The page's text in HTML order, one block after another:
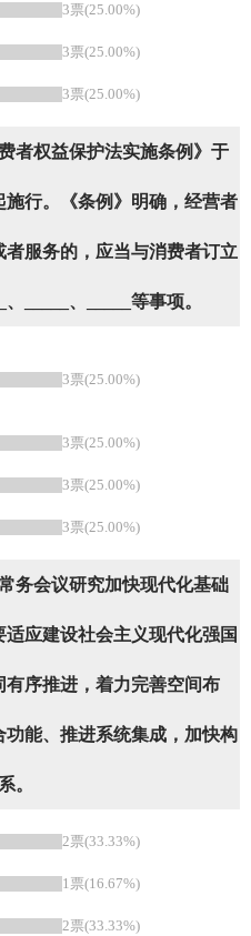
3票(25.00%)
3票(25.00%)
3票(25.00%)
者权益保护法实施条例》于
施行。《条例》明确，经营者
服务的，应当与消费者订立
_____、_____等事项。
3票(25.00%)
3票(25.00%)
3票(25.00%)
3票(25.00%)
务会议研究加快现代化基础
应建设社会主义现代化强国
序推进，着力完善空间布
能、推进系统集成，加快构
。
2票(33.33%)
1票(16.67%)
2票(33.33%)